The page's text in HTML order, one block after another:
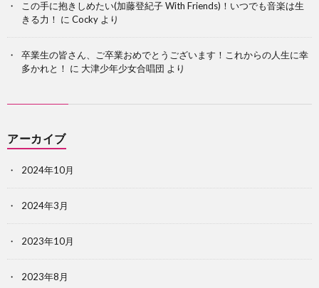
この手に抱きしめたい(加藤登紀子 With Friends)！いつでも音楽は生
きる力！ に Cocky より
卒業生の皆さん、ご卒業おめでとうございます！これからの人生に幸
多かれと！ に 大津少年少女合唱団 より
アーカイブ
2024年10月
2024年3月
2023年10月
2023年8月